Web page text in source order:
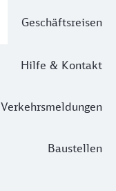
Geschäftsreisen
Hilfe & Kontakt
Verkehrsmeldungen
Baustellen